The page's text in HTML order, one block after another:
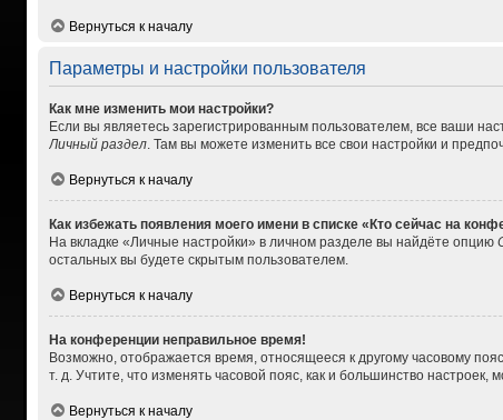
Вернуться к началу
Параметры и настройки пользователя
Как мне изменить мои настройки?
Если вы являетесь зарегистрированным пользователем, все ваши
Личный раздел. Там вы можете изменить все свои настройки и
Вернуться к началу
Как избежать появления моего имени в списке «Кто сейчас на
На вкладке «Личные настройки» в личном разделе вы найдёте опцию
остальных вы будете скрытым пользователем.
Вернуться к началу
На конференции неправильное время!
Возможно, отображается время, относящееся к другому часовому
т. д. Учтите, что изменять часовой пояс, как и большинство
Вернуться к началу